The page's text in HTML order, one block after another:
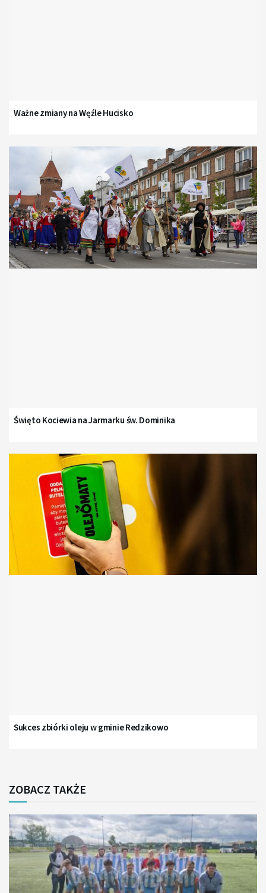
Ważne zmiany na Węźle Hucisko
Święto Kociewia na Jarmarku św. Dominika
Sukces zbiórki oleju w gminie Redzikowo
ZOBACZ TAKŻE